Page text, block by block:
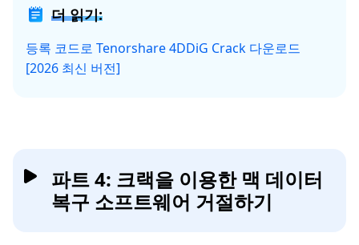
더 읽기:
등록 코드로 Tenorshare 4DDiG Crack 다운로드
[2026 최신 버전]
파트 4: 크랙을 이용한 맥 데이터
복구 소프트웨어 거절하기